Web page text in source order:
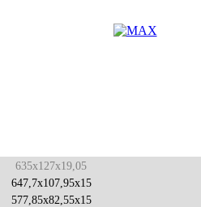
635x127x19,05
647,7x107,95x15
577,85x82,55x15